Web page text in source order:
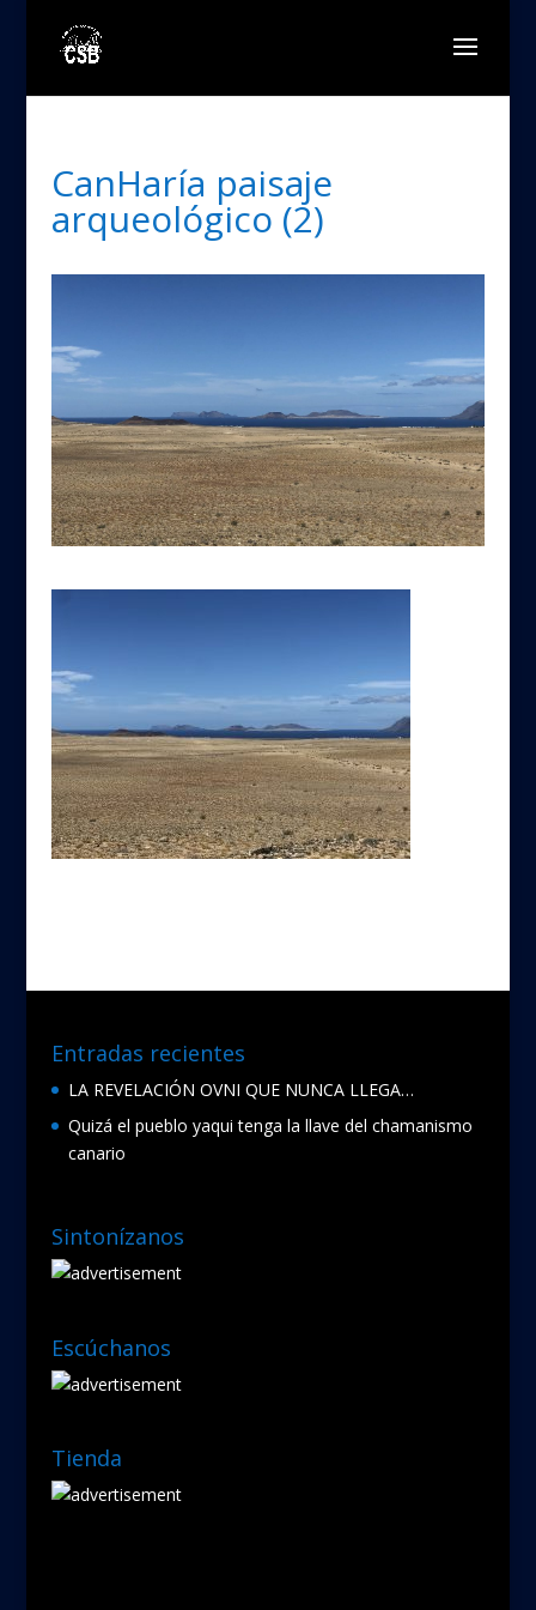
CanHaría paisaje
arqueológico (2)
Entradas recientes
LA REVELACIÓN OVNI QUE NUNCA LLEGA…
Quizá el pueblo yaqui tenga la llave del chamanismo
canario
Sintonízanos
Escúchanos
Tienda